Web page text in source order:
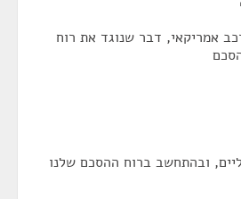
אמריקאי, דבר שנוגד את רוח
ובהתחשב ברוח ההסכם שלנו